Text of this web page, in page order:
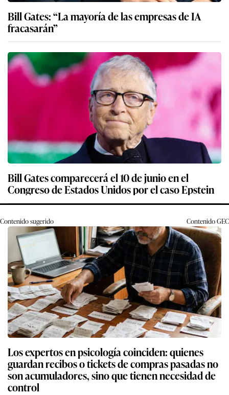
Bill Gates: “La mayoría de las empresas de IA
fracasarán”
Bill Gates comparecerá el 10 de junio en el
Congreso de Estados Unidos por el caso Epstein
Contenido sugerido ContenidoGEC
Los expertos en psicología coinciden: quienes
guardan recibos o tickets de compras pasadas no
son acumuladores, sino que tienen necesidad de
control